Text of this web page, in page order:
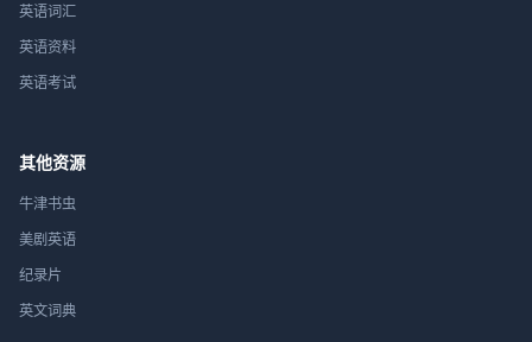
英语词汇
英语资料
英语考试
其他资源
牛津书虫
美剧英语
纪录片
英文词典